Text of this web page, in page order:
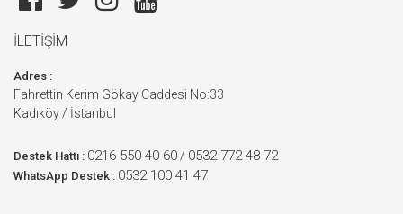
İLETİŞİM
Adres :
Fahrettin Kerim Gökay Caddesi No:33
Kadıköy / İstanbul
Destek Hattı : 0216 550 40 60 / 0532 772 48 72
WhatsApp Destek : 0532 100 41 47